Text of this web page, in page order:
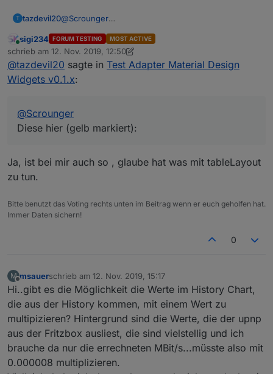
T tazdevil20@Scrounger
Online
sigi234 FORUM TESTING MOST ACTIVE
schrieb am 12. Nov. 2019, 12:50
zuletzt editiert von sigi23411. Dez. 2019, 13:50
@tazdevil20 sagte in Test Adapter Material Design
Widgets v0.1.x:
@Scrounger
Diese hier (gelb markiert):
Ja, ist bei mir auch so , glaube hat was mit tableLayout
zu tun.
Bitte benutzt das Voting rechts unten im Beitrag wenn er euch geholfen hat.
Immer Daten sichern!
0
M
Offline
msauerschrieb am 12. Nov. 2019, 15:17
zuletzt editiert von
Hi..gibt es die Möglichkeit die Werte im History Chart,
die aus der History kommen, mit einem Wert zu
multipizieren? Hintergrund sind die Werte, die der upnp
aus der Fritzbox ausliest, die sind vielstellig und ich
brauche da nur die errechneten MBit/s...müsste also mit
0.000008 multiplizieren.